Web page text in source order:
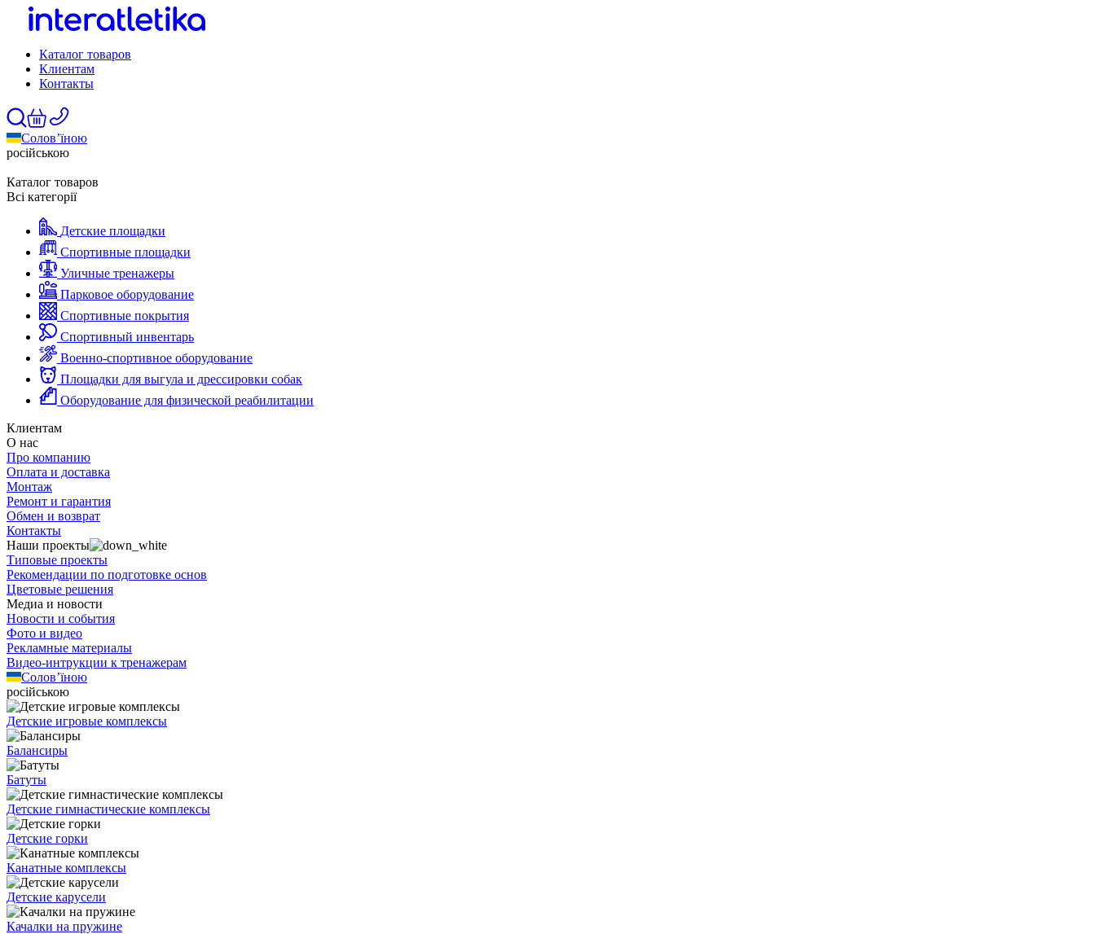
Каталог товаров
Клиентам
Контакты
Солов’їною
російською
Каталог товаров
Всі категорії
Детские площадки
Спортивные площадки
Уличные тренажеры
Парковое оборудование
Спортивные покрытия
Спортивный инвентарь
Военно-спортивное оборудование
Площадки для выгула и дрессировки собак
Оборудование для физической реабилитации
Клиентам
О нас
Про компанию
Оплата и доставка
Монтаж
Ремонт и гарантия
Обмен и возврат
Контакты
Наши проекты
Типовые проекты
Рекомендации по подготовке основ
Цветовые решения
Медиа и новости
Новости и события
Фото и видео
Рекламные материалы
Видео-интрукции к тренажерам
Солов’їною
російською
Детские игровые комплексы
Балансиры
Батуты
Детские гимнастические комплексы
Детские горки
Канатные комплексы
Детские карусели
Качалки на пружине